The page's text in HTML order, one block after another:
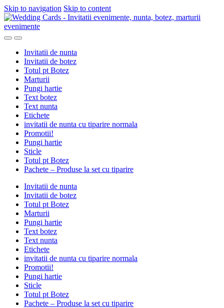
Skip to navigation Skip to content
Invitatii de nunta
Invitatii de botez
Totul pt Botez
Marturii
Pungi hartie
Text botez
Text nunta
Etichete
invitatii de nunta cu tiparire normala
Promotii!
Pungi hartie
Sticle
Totul pt Botez
Pachete – Produse la set cu tiparire
Invitatii de nunta
Invitatii de botez
Totul pt Botez
Marturii
Pungi hartie
Text botez
Text nunta
Etichete
invitatii de nunta cu tiparire normala
Promotii!
Pungi hartie
Sticle
Totul pt Botez
Pachete – Produse la set cu tiparire